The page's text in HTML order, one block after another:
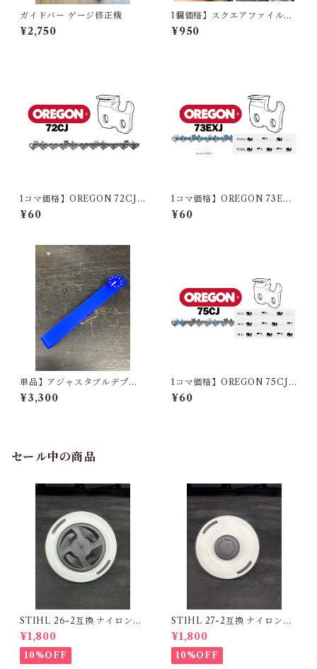
ガイドバー ゲージ修正機
¥2,750
1個価格】スクエアファイルガ
イド
¥950
1コマ価格】OREGON 72CJ
(3/8-050-1.3mm)
¥60
1コマ価格】OREGON 73EXJ
(3/8-058-1.5mm)
¥60
単品】アジャスタブルデプス
チェッカー
¥3,300
1コマ価格】OREGON 75CJ
(3/8-063-1.6mm)
¥60
セール中の商品
STIHL 26-2互換 ナイロンカ
ッターヘッド
¥1,800
10%OFF
STIHL 27-2互換 ナイロンカ
ッターヘッド
¥1,800
10%OFF